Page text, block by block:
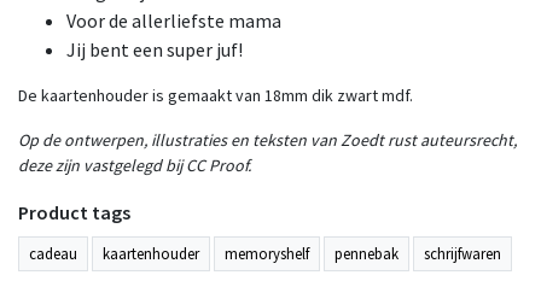
Voor de allerliefste mama
Jij bent een super juf!
De kaartenhouder is gemaakt van 18mm dik zwart mdf.
Op de ontwerpen, illustraties en teksten van Zoedt rust auteursrecht,
deze zijn vastgelegd bij CC Proof.
Product tags
cadeau kaartenhouder memoryshelf pennebak schrijfwaren